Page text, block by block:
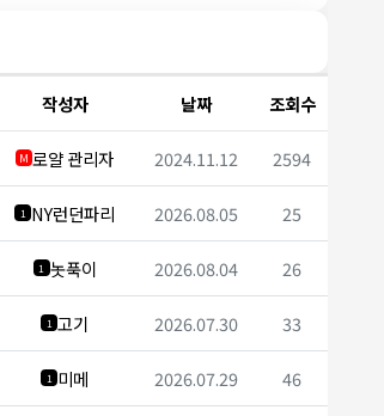
작성자 날짜 조회수
M 로얄 관리자 2024.11.12 2594
1 NY런던파리 2026.08.05 25
1 놋푹이 2026.08.04 26
1 고기 2026.07.30 33
1 미메 2026.07.29 46